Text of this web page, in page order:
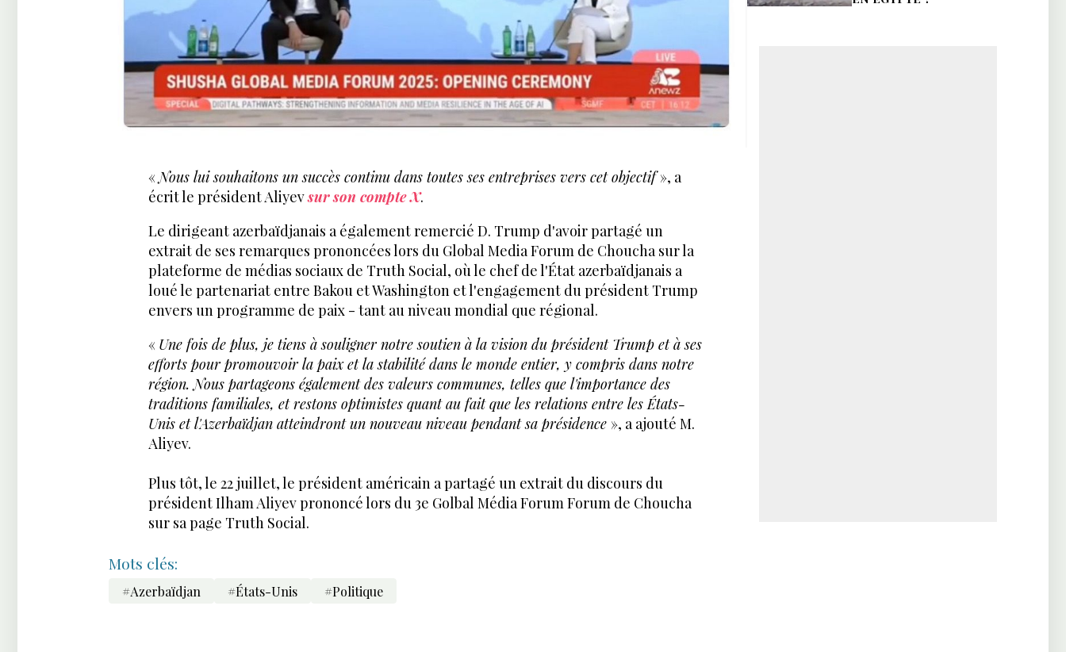
«Nous lui souhaitons un succès continu dans toutes ses entreprises vers cet objectif», a
écrit le président Aliyevsur son compte X.
Le dirigeant azerbaïdjanais a également remercié D. Trump d'avoir partagé un
extrait de ses remarques prononcées lors du Global Media Forum de Choucha sur la
plateforme de médias sociaux de Truth Social, où le chef de l'État azerbaïdjanais a
loué le partenariat entre Bakou et Washington et l'engagement du président Trump
envers un programme de paix - tant au niveau mondial que régional.
« Une fois de plus, je tiens à souligner notre soutien à la vision du président Trump et à ses
efforts pour promouvoir la paix et la stabilité dans le monde entier, y compris dans notre
région. Nous partageons également des valeurs communes, telles que l'importance des
traditions familiales, et restons optimistes quant au fait que les relations entre les États-
Unis et l'Azerbaïdjan atteindront un nouveau niveau pendant sa présidence », a ajouté M.
Aliyev.
Plus tôt, le 22 juillet, le président américain a partagé un extrait du discours du
président Ilham Aliyev prononcé lors du 3e Golbal Média Forum Forum de Choucha
sur sa page Truth Social.
Mots clés:
#Azerbaïdjan #États-Unis #Politique